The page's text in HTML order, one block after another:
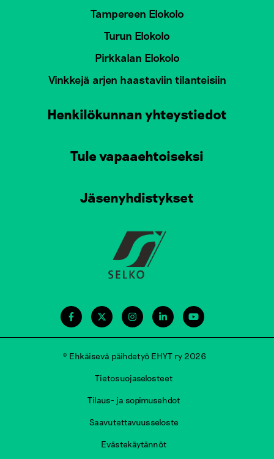
Tampereen Elokolo
Turun Elokolo
Pirkkalan Elokolo
Vinkkejä arjen haastaviin tilanteisiin
Henkilökunnan yhteystiedot
Tule vapaaehtoiseksi
Jäsenyhdistykset
© Ehkäisevä päihdetyö EHYT ry 2026
Tietosuojaselosteet
Tilaus- ja sopimusehdot
Saavutettavuusseloste
Evästekäytännöt